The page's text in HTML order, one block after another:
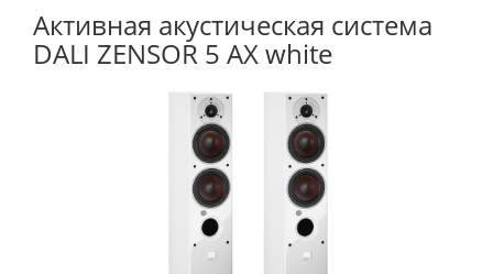
Активная акустическая система
DALI ZENSOR 5 AX white